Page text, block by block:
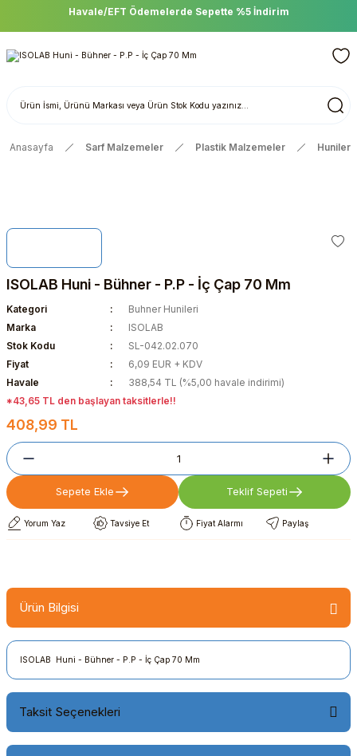
Havale/EFT Ödemelerde Sepette %5 İndirim
Anasayfa Sarf Malzemeler Plastik Malzemeler Huniler
ISOLAB Huni - Bühner - P.P - İç Çap 70 Mm
Kategori
Buhner Hunileri
Marka
ISOLAB
Stok Kodu
SL-042.02.070
Fiyat
6,09 EUR + KDV
Havale
388,54 TL (%5,00 havale indirimi)
*43,65 TL den başlayan taksitlerle!!
408,99 TL
Sepete Ekle Teklif Sepeti
Yorum Yaz Tavsiye Et Fiyat Alarmı Paylaş
Ürün Bilgisi
ISOLAB Huni - Bühner - P.P - İç Çap 70 Mm
Taksit Seçenekleri